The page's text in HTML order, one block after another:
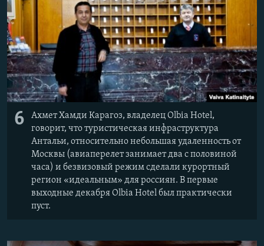
6
Ахмет Хамди Карагоз, владелец Olbia Hotel,
говорит, что туристическая инфраструктура
Антальи, относительно небольшая удаленность от
Москвы (авиаперелет занимает два с половиной
часа) и безвизовый режим сделали курортный
регион «идеальным» для россиян. В первые
выходные декабря Olbia Hotel был практически
пуст.